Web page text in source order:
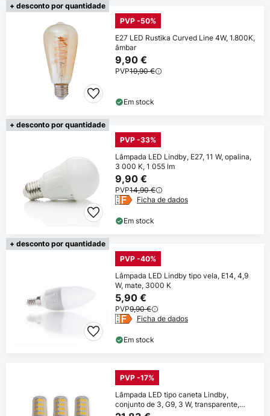
+ desconto por quantidade
PVP -50%
E27 LED Rustika Curved Line 4W, 1.800K,
âmbar
9,90 €
PVP19,90 €
Em stock
+ desconto por quantidade
PVP -33%
Lâmpada LED Lindby, E27, 11 W, opalina,
3 000 K, 1 055 lm
9,90 €
PVP14,90 €
Ficha de dados
Em stock
+ desconto por quantidade
PVP -40%
Lâmpada LED Lindby tipo vela, E14, 4,9
W, mate, 3000 K
5,90 €
PVP9,90 €
Ficha de dados
Em stock
PVP -17%
Lâmpada LED tipo caneta Lindby,
conjunto de 3, G9, 3 W, transparente,